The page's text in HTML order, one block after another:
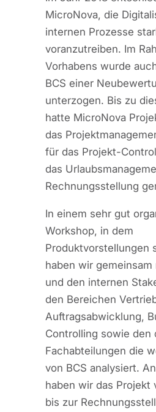
MicroNova, die
internen Prozesse
voranzutreiben. Im
Vorhabens wurde
BCS einer
unterzogen. Bis zu
hatte MicroNova
das
für das Projekt-
das
Rechnungsstellung
In einem sehr gut
Workshop, in dem
Produktvorstellungen
haben wir
und den internen
den Bereichen
Auftragsabwicklung,
Controlling sowie den
Fachabteilungen die
von BCS analysiert.
haben wir das Projekt
bis zur